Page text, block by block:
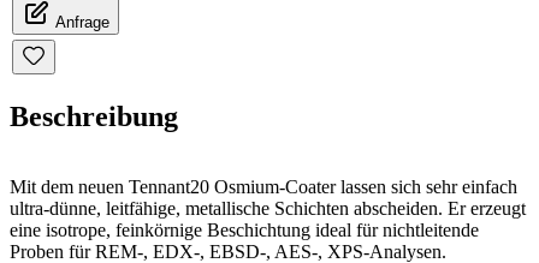
Anfrage
Beschreibung
Mit dem neuen Tennant20 Osmium-Coater lassen sich sehr einfach
ultra-dünne, leitfähige, metallische Schichten abscheiden. Er erzeugt
eine isotrope, feinkörnige Beschichtung ideal für nichtleitende
Proben für REM-, EDX-, EBSD-, AES-, XPS-Analysen.